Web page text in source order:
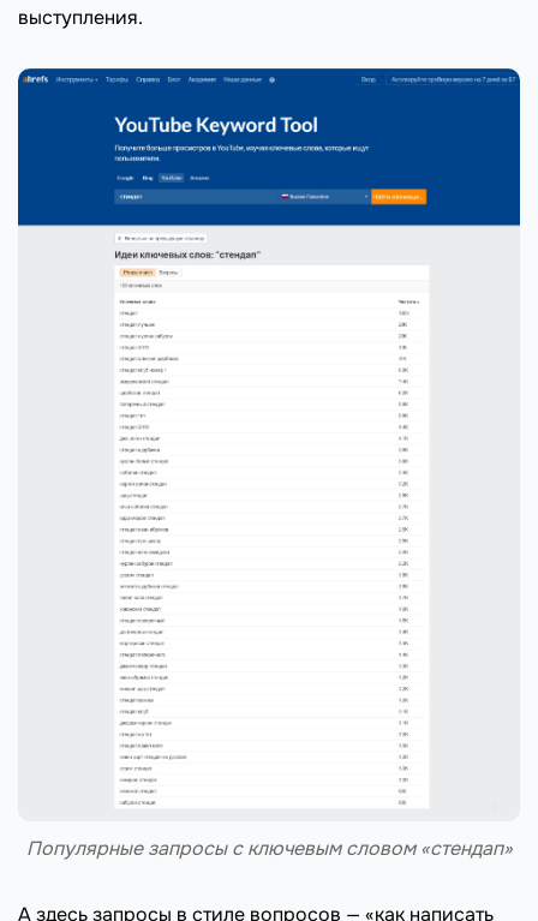
выступления.
Популярные запросы с ключевым словом «стендап»
А здесь запросы в стиле вопросов — «как написать